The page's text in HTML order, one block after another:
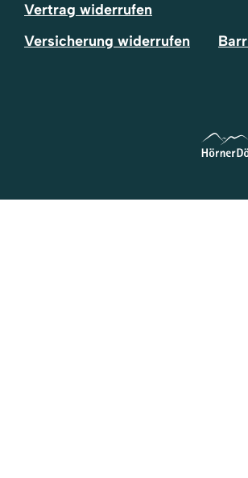
Vertrag widerrufen
Versicherung widerrufen